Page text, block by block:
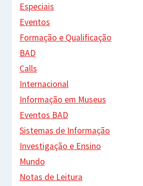
Especiais
Eventos
Formação e Qualificação
BAD
Calls
Internacional
Informação em Museus
Eventos BAD
Sistemas de Informação
Investigação e Ensino
Mundo
Notas de Leitura